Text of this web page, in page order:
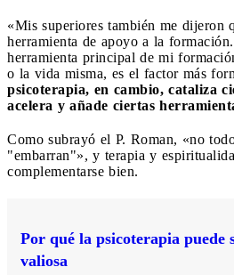
«Mis superiores también me dijeron
herramienta de apoyo a la
herramienta principal de mi
o la vida misma, es el factor más
psicoterapia, en cambio, cataliza
acelera y añade ciertas
Como subrayó el P. Roman, «no
"embarran"», y terapia y
complementarse bien.
Por qué la psicoterapia
valiosa